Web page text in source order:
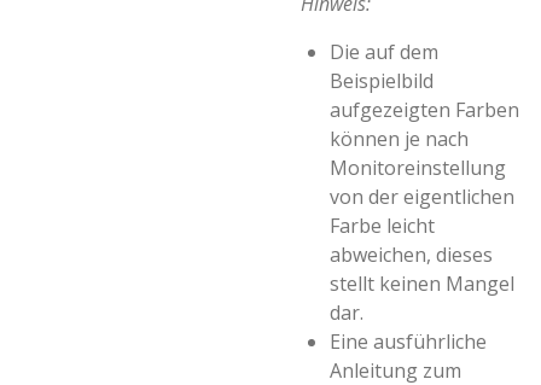
Die auf dem
Beispielbild
aufgezeigten Farben
können je nach
Monitoreinstellung
von der eigentlichen
Farbe leicht
abweichen, dieses
stellt keinen Mangel
dar.
Eine ausführliche
Anleitung zum